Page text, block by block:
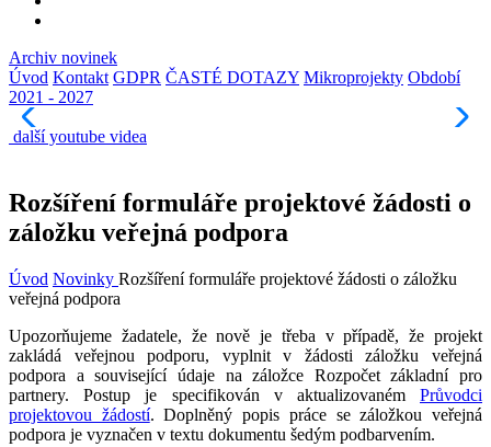
Archiv novinek
Úvod Kontakt GDPR ČASTÉ DOTAZY Mikroprojekty Období
2021 - 2027
další youtube videa
Rozšíření formuláře projektové žádosti o
záložku veřejná podpora
Úvod Novinky Rozšíření formuláře projektové žádosti o záložku
veřejná podpora
Upozorňujeme žadatele, že nově je třeba v případě, že projekt
zakládá veřejnou podporu, vyplnit v žádosti záložku veřejná
podpora a související údaje na záložce Rozpočet základní pro
partnery. Postup je specifikován v aktualizovaném Průvodci
projektovou žádostí. Doplněný popis práce se záložkou veřejná
podpora je vyznačen v textu dokumentu šedým podbarvením.